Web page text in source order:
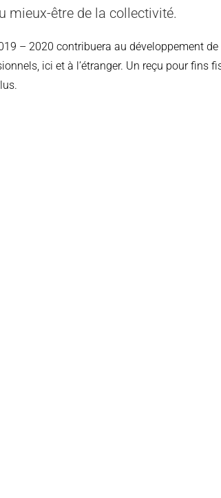
mieux-être de la collectivité.
– 2020 contribuera au développement de
ici et à l’étranger. Un reçu pour fins